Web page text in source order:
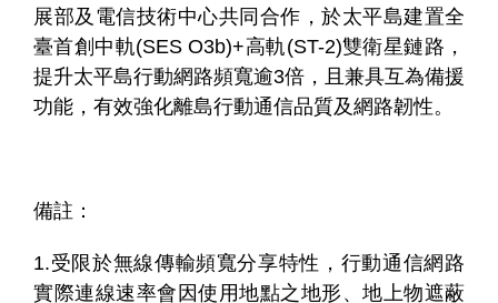
展部及電信技術中心共同合作，於太平島建置全
臺首創中軌(SES O3b)+高軌(ST-2)雙衛星鏈路，
提升太平島行動網路頻寬逾3倍，且兼具互為備援
功能，有效強化離島行動通信品質及網路韌性。
備註：
1.受限於無線傳輸頻寬分享特性，行動通信網路
實際連線速率會因使用地點之地形、地上物遮蔽